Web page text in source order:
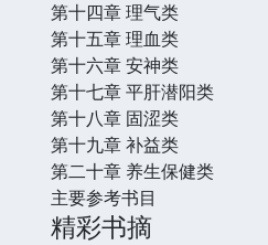
第十四章 理气类
第十五章 理血类
第十六章 安神类
第十七章 平肝潜阳类
第十八章 固涩类
第十九章 补益类
第二十章 养生保健类
主要参考书目
精彩书摘